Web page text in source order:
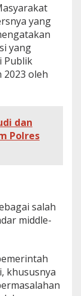
yang
yang
Publik
oleh
dan
Polres
salah
middle-
khususnya